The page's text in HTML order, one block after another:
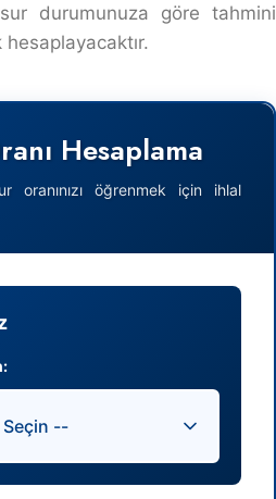
durumunuza göre tahmini
hesaplayacaktır.
Hesaplama
oranınızı öğrenmek için ihlal